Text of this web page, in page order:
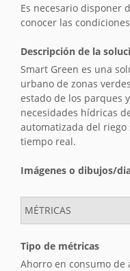
Es necesario disponer
conocer las
Descripción de la
Smart Green es una
urbano de zonas
estado de los parques
necesidades hídricas
automatizada del riego
tiempo real.
Imágenes o dibujos/
MÉTRICAS
Tipo de métricas
Ahorro en consumo de